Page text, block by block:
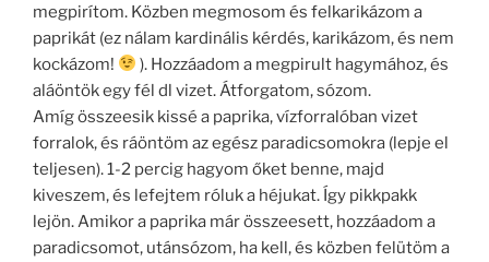
megpirítom. Közben megmosom és felkarikázom a
paprikát (ez nálam kardinális kérdés, karikázom, és nem
kockázom!
). Hozzáadom a megpirult hagymához, és
aláöntök egy fél dl vizet. Átforgatom, sózom.
Amíg összeesik kissé a paprika, vízforralóban vizet
forralok, és ráöntöm az egész paradicsomokra (lepje el
teljesen). 1-2 percig hagyom őket benne, majd
kiveszem, és lefejtem róluk a héjukat. Így pikkpakk
lejön. Amikor a paprika már összeesett, hozzáadom a
paradicsomot, utánsózom, ha kell, és közben felütöm a